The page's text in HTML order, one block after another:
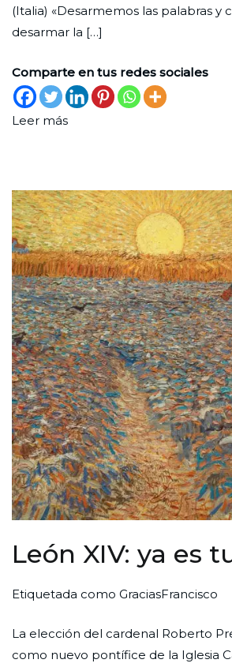
(Italia) «Desarmemos las palabras y
desarmar la […]
Comparte en tus redes sociales
Leer más
León XIV: ya es
Por
Ciudad
Nueva
Publicada
31
de
Publicada
Iglesia
Etiquetada como GraciasFrancisco
La elección del cardenal Roberto
como nuevo pontífice de la Iglesia